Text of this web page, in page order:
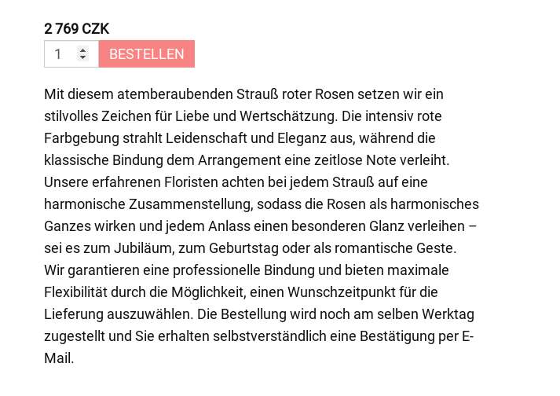
2 769 CZK
BESTELLEN
Mit diesem atemberaubenden Strauß roter Rosen setzen wir ein
stilvolles Zeichen für Liebe und Wertschätzung. Die intensiv rote
Farbgebung strahlt Leidenschaft und Eleganz aus, während die
klassische Bindung dem Arrangement eine zeitlose Note verleiht.
Unsere erfahrenen Floristen achten bei jedem Strauß auf eine
harmonische Zusammenstellung, sodass die Rosen als harmonisches
Ganzes wirken und jedem Anlass einen besonderen Glanz verleihen –
sei es zum Jubiläum, zum Geburtstag oder als romantische Geste.
Wir garantieren eine professionelle Bindung und bieten maximale
Flexibilität durch die Möglichkeit, einen Wunschzeitpunkt für die
Lieferung auszuwählen. Die Bestellung wird noch am selben Werktag
zugestellt und Sie erhalten selbstverständlich eine Bestätigung per E-
Mail.